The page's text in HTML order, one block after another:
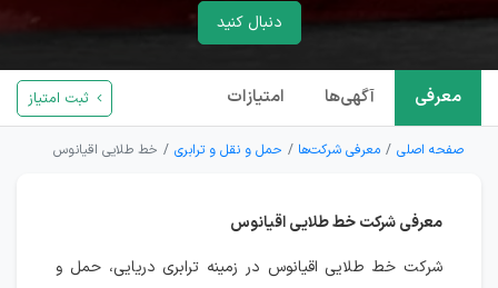
دنبال کنید
معرفی آگهی‌ها امتیازات ثبت امتیاز
صفحه اصلی معرفی شرکت‌ها حمل و نقل و ترابری خط طلایی اقیانوس
معرفی شرکت خط طلایی اقیانوس
شرکت خط طلایی اقیانوس در زمینه ترابری دریایی، حمل و